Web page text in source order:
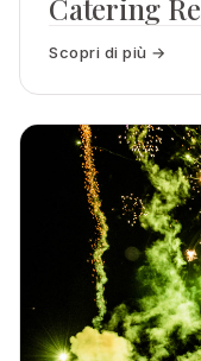
Catering
Scopri di più →